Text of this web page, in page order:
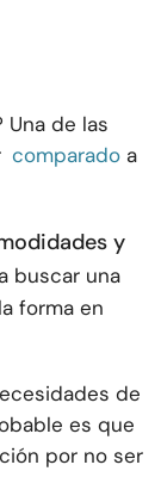
de las
comparado a
y
buscar una
forma en
de
es que
por no ser